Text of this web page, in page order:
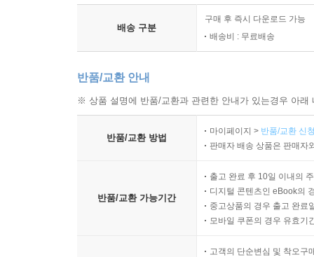
글과 대화, 작품 263
우울님, 계신가요? (우울님과의 대화) 267
배송 구분
구매 후 즉시 다운로드 가능
배송비 : 무료배송
반품/교환 안내
※ 상품 설명에 반품/교환과 관련한 안내가 있는경우 아
반품/교환 방법
마이페이지 > 반품/교환 신
판매자 배송 상품은 판매자
반품/교환 가능기간
출고 완료 후 10일 이내의
디지털 콘텐츠인 eBook의
중고상품의 경우 출고 완료
모바일 쿠폰의 경우 유효기
고객의 단순변심 및 착오구